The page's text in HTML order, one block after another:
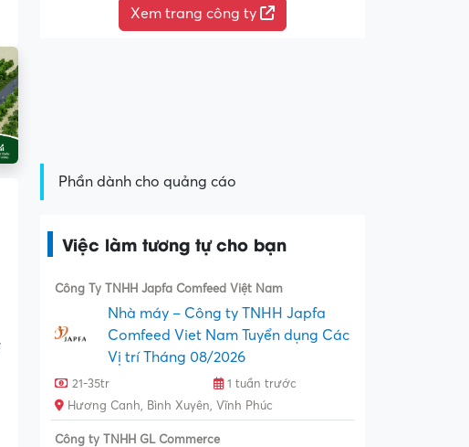
Xem trang công ty
Phần dành cho quảng cáo
Việc làm tương tự cho bạn
Công Ty TNHH Japfa Comfeed Việt Nam
Nhà máy – Công ty TNHH Japfa
Comfeed Viet Nam Tuyển dụng Các
Vị trí Tháng 08/2026
21-35tr
1 tuần trước
Hương Canh, Bình Xuyên, Vĩnh Phúc
Công ty TNHH GL Commerce